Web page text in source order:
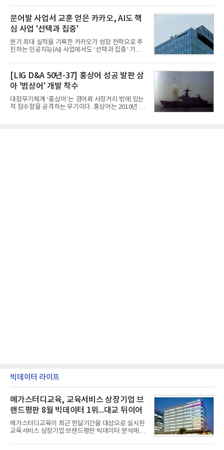
는 조종사가 휴대하는 명령통신장치(PDU, P
체별로 엇갈린 가운데 하반기 신작 흥행과 해외 시장
성과가 실적을 좌우할 핵심 변수로 떠오르고 있다.8일
업계에 따르면 올해 상반기 게임업계는 기업별 성적
표가 크게 갈렸다. 대표적으로 크래프톤은 'PUBG: 배
틀그라운드'의 안정적인 성장에 힘입어 상반기 연결
기준 매출 2조6616억원, 영업이익 9725억원으로 역
대 최대 실적을 기록했다. 엔씨도 올해 출시한 '아이온
동기 대
문어발 사업서 교훈 얻은 카카오, AI도 핵
심 사업 '선택과 집중'
분기 최대 실적을 기록한 카카오가 성장 전략으로 추
진하는 인공지능(AI) 사업에서도 ‘선택과 집중’ 기조
라 투자에 나서는 것과 달리, 카카오는 ‘카카오톡’이
라는 플랫폼 경쟁력을 활용한 AI 에이전트 서비스에
집중하는 전략이다. 과거 무리한 사업 확장 과정에서
겪었던 시행착오를 되풀이하지 않고 핵심 역량에 집
중하겠다는 취지로 풀이된다.7일 업계에 따르면 카카
오는 올해 2분기 연결 기준 매출 2조985억원, 영업이
익 2770억원을 기록했다. 전년 동기 대비 매출과 영업
[LIG D&A 50년-37] 홍상어 성공 발판 삼
아 '범상어' 개발 착수
대잠무기체계 ‘홍상어’는 경어뢰 사정거리 밖에 있는
적 잠수함을 공격하는 무기이다. 홍상어는 2010년 넥
빅데이터 라이프
메가스터디교육, 교육서비스 상장기업 브
랜드평판 8월 빅데이터 1위...대교 뒤이어
메가스터디교육이 최근 한달기간을 대상으로 실시된
교육서비스 상장기업 브랜드평판 빅데이터 분석에서
일 한국기업평판연구소(소장 구창환)는 국내 교육서